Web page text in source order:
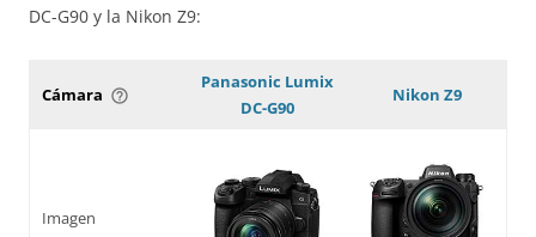
DC-G90 y la Nikon Z9:
Cámara help_outline
Panasonic Lumix
DC-G90
Nikon Z9
Imagen